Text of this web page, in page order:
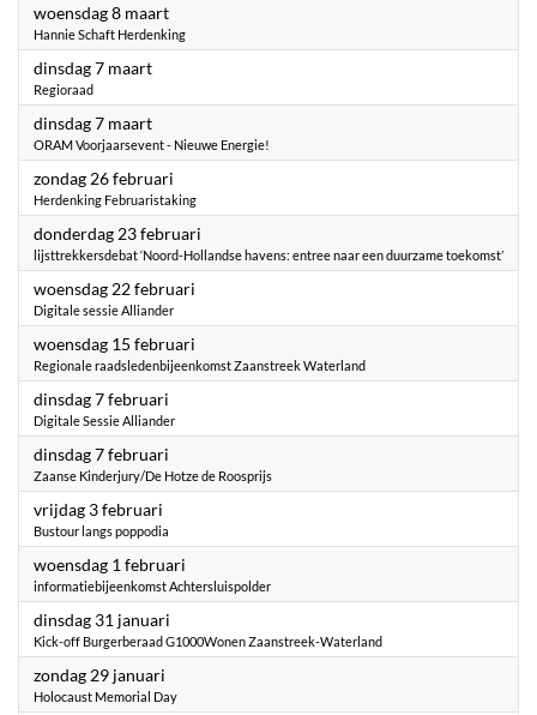
woensdag 8 maart2023
Hannie Schaft Herdenking
dinsdag 7 maart2023
Regioraad
dinsdag 7 maart2023
ORAM Voorjaarsevent - Nieuwe Energie!
zondag 26 februari
Herdenking Februaristaking
donderdag 23 februari
lijsttrekkersdebat ‘Noord-Hollandse havens: entree naar een duurzame toekomst’
woensdag 22 februari
Digitale sessie Alliander
woensdag 15 februari
Regionale raadsledenbijeenkomst Zaanstreek Waterland
dinsdag 7 februari
Digitale Sessie Alliander
dinsdag 7 februari
Zaanse Kinderjury/De Hotze de Roosprijs
vrijdag 3 februari
Bustour langs poppodia
woensdag 1 februari
informatiebijeenkomst Achtersluispolder
dinsdag 31 januari
Kick-off Burgerberaad G1000Wonen Zaanstreek-Waterland
zondag 29 januari
Holocaust Memorial Day